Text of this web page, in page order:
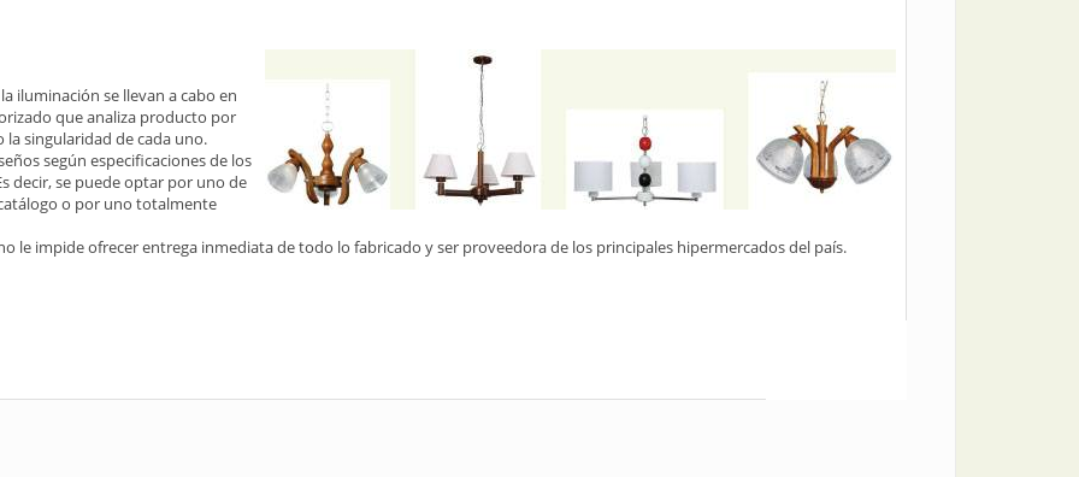
iluminación se llevan a cabo en
que analiza producto por
singularidad de cada uno.
según especificaciones de los
decir, se puede optar por uno de
o por uno totalmente
le impide ofrecer entrega inmediata de todo lo fabricado y ser proveedora de los principales hipermercados del país.